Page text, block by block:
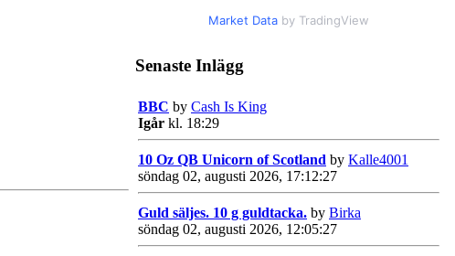
Market Data by TradingView
Senaste Inlägg
BBC by Cash Is King
Igår kl. 18:29
10 Oz QB Unicorn of Scotland by Kalle4001
söndag 02, augusti 2026, 17:12:27
Guld säljes. 10 g guldtacka. by Birka
söndag 02, augusti 2026, 12:05:27